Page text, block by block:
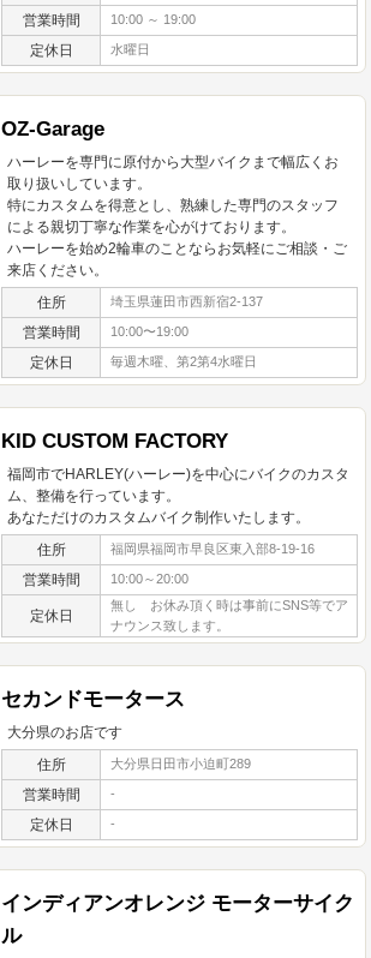
営業時間 10:00 ～ 19:00
定休日 水曜日
OZ-Garage
ハーレーを専門に原付から大型バイクまで幅広くお
取り扱いしています。
特にカスタムを得意とし、熟練した専門のスタッフ
による親切丁寧な作業を心がけております。
ハーレーを始め2輪車のことならお気軽にご相談・ご
来店ください。
住所 埼玉県蓮田市西新宿2-137
営業時間 10:00〜19:00
定休日 毎週木曜、第2第4水曜日
KID CUSTOM FACTORY
福岡市でHARLEY(ハーレー)を中心にバイクのカスタ
ム、整備を行っています。
あなただけのカスタムバイク制作いたします。
住所 福岡県福岡市早良区東入部8-19-16
営業時間 10:00～20:00
定休日
無し お休み頂く時は事前にSNS等でア
ナウンス致します。
セカンドモータース
大分県のお店です
住所 大分県日田市小迫町289
営業時間 -
定休日 -
インディアンオレンジ モーターサイク
ル